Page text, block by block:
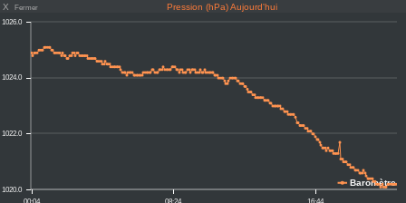
X Fermer Pression (hPa) Aujourd'hui